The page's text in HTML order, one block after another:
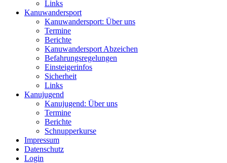
Links
Kanuwandersport
Kanuwandersport: Über uns
Termine
Berichte
Kanuwandersport Abzeichen
Befahrungsregelungen
Einsteigerinfos
Sicherheit
Links
Kanujugend
Kanujugend: Über uns
Termine
Berichte
Schnupperkurse
Impressum
Datenschutz
Login